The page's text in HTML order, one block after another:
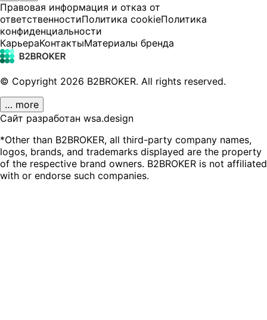
Правовая информация и отказ от
ответственностиПолитика cookieПолитика
конфиденциальности
КарьераКонтактыМатериалы бренда
© Copyright 2026 B2BROKER. All rights reserved.
… more
Сайт разработан wsa.design
*Other than B2BROKER, all third-party company names,
logos, brands, and trademarks displayed are the property
of the respective brand owners. B2BROKER is not affiliated
with or endorse such companies.